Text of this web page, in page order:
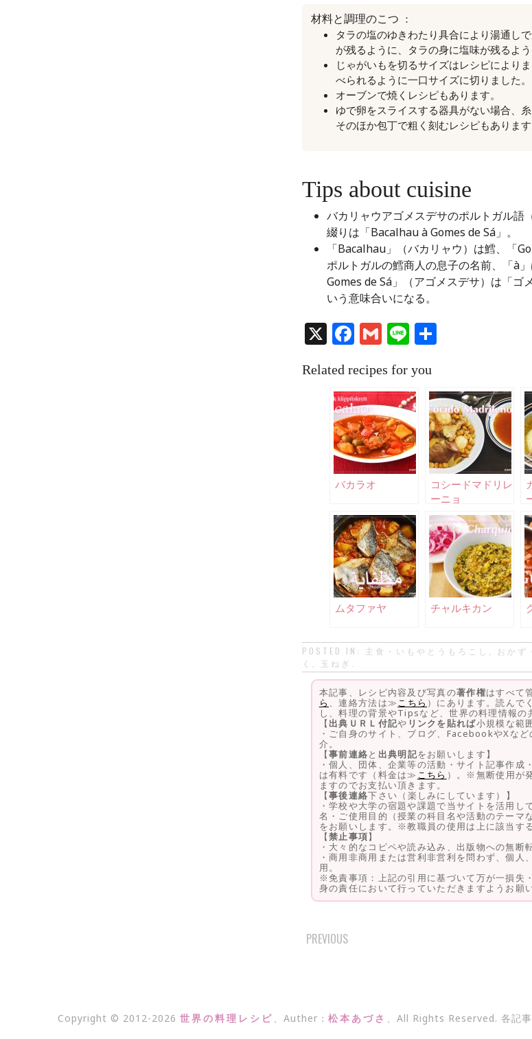
材料と調理のこつ
：
タラの塩のゆきわたり具合により湯通し
が残るように、タラの身に塩味が残るよう
じゃがいもを切るサイズはレシピにより
べられるように一口サイズに切りました。
オーブンで焼くレシピもあります。
ゆで卵をスライスする器具がない場合、
そのほか包丁で粗く刻むレシピもあります
Tips about cuisine
バカリャウアゴメスデサのポルトガル語
綴りは「Bacalhau à Gomes de Sá」。
「Bacalhau」（バカリャウ）は鱈、「
ポルトガルの鱈商人の息子の名前、「à
Gomes de Sá」（アゴメスデサ）は「ゴ
いう意味合いになる。
X Facebook
Gmail
Line
Related recipes for you
バカラオ
コシードマドリレ
ーニョ
ムタファヤ チャルキカン
POSTED IN: 主食・いもやとうもろこし おかず
く
玉ねぎ
本記事、レシピ内容及び写真の著作権はすべて
ら 、連絡方法は≫こちら ）にあります。読んで
し、料理の背景やTipsなど、世界の料理情報の
【 出典ＵＲＬ付記や リンクを貼れば小規模な範
・ご自身のサイト、ブログ、FacebookやXな
介。
【事前連絡と 出典明記をお願いします】
・個人、団体、企業等の活動・サイト記事作
は有料です（料金は≫ こちら ）。※無断使用が
ますのでお支払い頂きます。
【事後連絡下さい（楽しみにしています）】
・学校や大学の宿題や課題で当サイトを活用
名・ご使用目的（授業の科目名や活動のテーマ
をお願いします。※教職員の使用は上に該当す
【禁止事項】
・大々的なコピペや読み込み、出版物への無断転
・商用非商用または営利非営利を問わず、個
用。
※免責事項：上記の引用に基づいて万が一損失
身の責任において行っていただきますようお願
POST
PREVIOUS
Copyright © 2012-2026 世界の料理レシピ 、Auther： 松本あづさ 、All Rights Reserved. 各記事